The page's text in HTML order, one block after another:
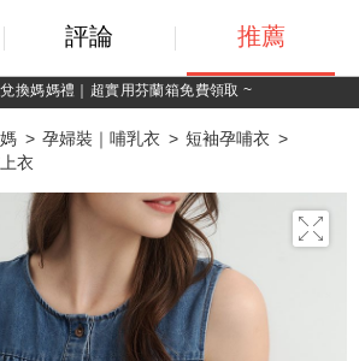
換媽媽禮｜超實用芬蘭箱免費領取 ~
孕婦裝｜哺乳衣
短袖孕哺衣
衣
評論 推薦